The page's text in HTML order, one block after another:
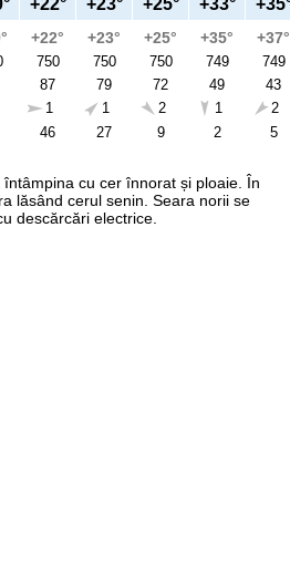
+22°
+22°
750
87
1
46
+23°
+23°
750
79
1
27
+25°
+25°
750
72
2
9
+33°
+35°
749
49
1
2
+37°
749
43
2
5
cu cer înnorat și ploaie. În
lăsând cerul senin. Seara norii se
descărcări electrice.